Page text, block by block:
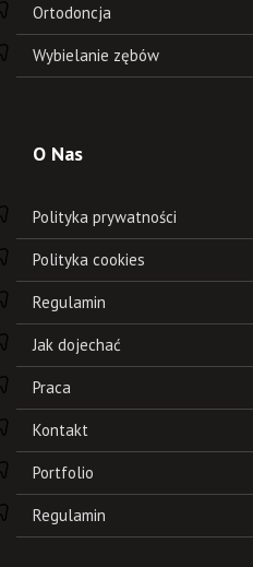
Ortodoncja
Wybielanie zębów
O Nas
Polityka prywatności
Polityka cookies
Regulamin
Jak dojechać
Praca
Kontakt
Portfolio
Regulamin